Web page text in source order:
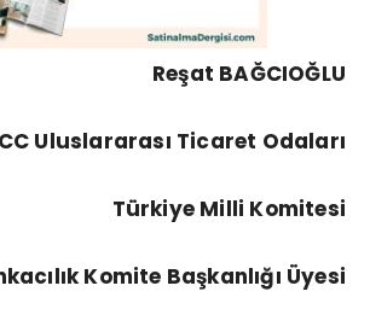
Reşat BAĞCIOĞLU
Uluslararası Ticaret Odaları
Türkiye Milli Komitesi
Komite Başkanlığı Üyesi